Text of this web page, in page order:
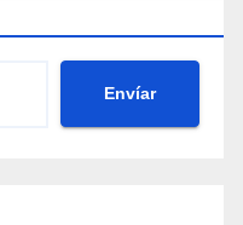
Envíar